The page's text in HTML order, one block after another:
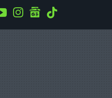
YoutubeInstagramgooglenews